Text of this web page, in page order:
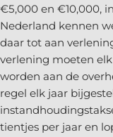
€5,000 en €10,000,
Nederland kennen
daar tot aan
verlening moeten
worden aan de
regel elk jaar
tientjes per jaar en